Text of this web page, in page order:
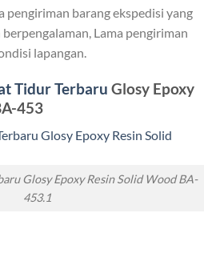
pengiriman barang ekspedisi yang
Lama pengiriman
lapangan.
Tidur Terbaru Glosy Epoxy
453
Glosy Epoxy Resin Solid Wood BA-
453.1